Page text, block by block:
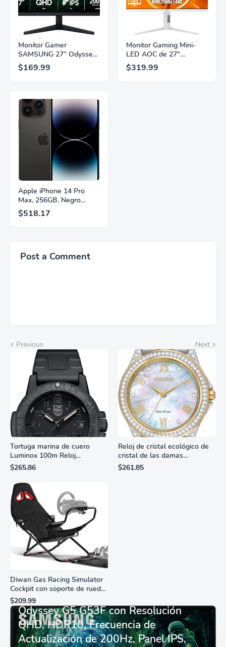
Monitor Gamer
SAMSUNG 27” Odyssey
G5 G53F con Resolución
QHD, HDR10,
Panel IPS, AMD
FreeSync™ Premium,
Ecualizador Negro,
Cambio Automático de
Fuente,
LS27FG532ENXZA
$169.99
Monitor Gaming Mini-
LED AOC de 27"
Pulgadas, QHD
2560×1440, 320Hz, 1ms
$319.99
Apple iPhone 14 Pro
Max, 256GB, Negro
Espacial - Desbloqueado
(Renovado)
$518.17
Post a Comment
Previous Next
Tortuga marina de cuero
Luminox 100m Reloj
analógico de cuarzo
resistente al agua
$265.86
Reloj de cristal ecológico de
cristal de las damas
ciudadanas, 3 manos,
marcadores de números
$261.85
Diwan Gas Racing Simulator
Cockpit con soporte de rueda
de carreras plegable y
asiento - Logitech
G29/920/923/27/25,
Thrustmaster
T248/X/T300RS/T150/458/TX
$209.99
Monitor Gamer SAMSUNG 27”
Odyssey G5 G53F con Resolución
QHD, HDR10, Frecuencia de
Actualización de 200Hz, Panel IPS,